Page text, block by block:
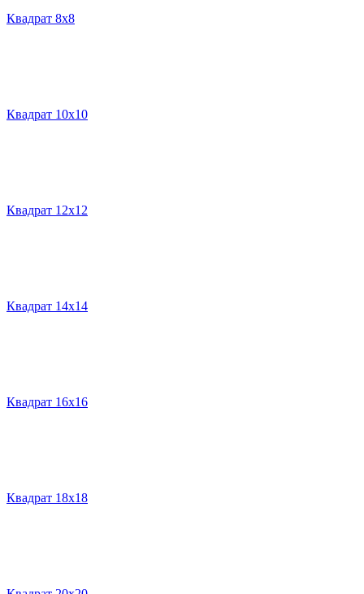
Квадрат 8х8
Квадрат 10х10
Квадрат 12х12
Квадрат 14х14
Квадрат 16х16
Квадрат 18х18